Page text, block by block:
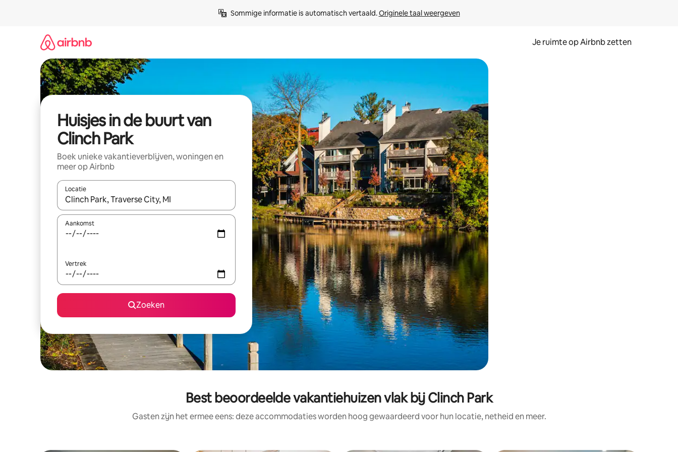
Sommige informatie is automatisch vertaald. Originele taal weergeven
Je ruimte op Airbnb zetten
Huisjes in de buurt van
Clinch Park
Boek unieke vakantieverblijven, woningen en
meer op Airbnb
Locatie
Wanneer er suggesties beschikbaar zijn, maak je een keuze met je de pijltjestoetsen omhoog en omlaag, óf door te tikken of swipen.
Aankomst
Vertrek
Zoeken
Best beoordeelde vakantiehuizen vlak bij Clinch Park
Gasten zijn het ermee eens: deze accommodaties worden hoog gewaardeerd voor hun locatie, netheid en meer.